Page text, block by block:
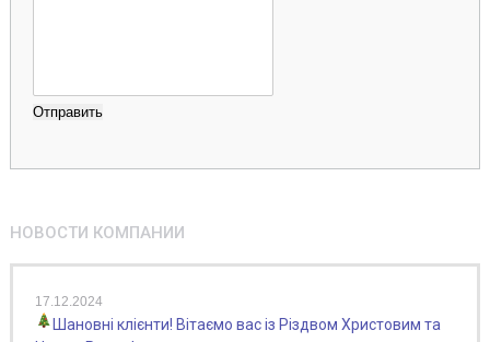
НОВОСТИ КОМПАНИИ
17.12.2024
Шановні клієнти! Вітаємо вас із Різдвом Христовим та